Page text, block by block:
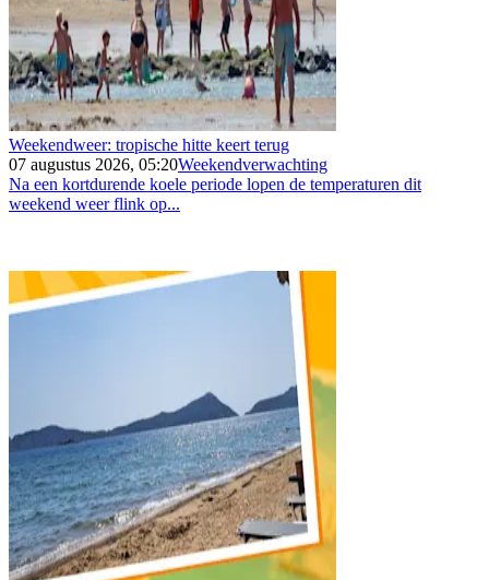
Weekendweer: tropische hitte keert terug
07 augustus 2026, 05:20Weekendverwachting
Na een kortdurende koele periode lopen de temperaturen dit
weekend weer flink op...